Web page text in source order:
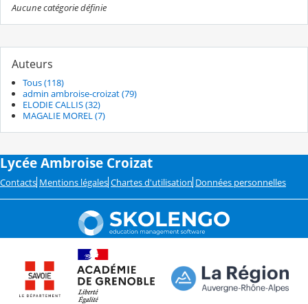
Aucune catégorie définie
Auteurs
Tous (118)
admin ambroise-croizat (79)
ELODIE CALLIS (32)
MAGALIE MOREL (7)
Lycée Ambroise Croizat
Contacts Mentions légales Chartes d'utilisation Données personnelles